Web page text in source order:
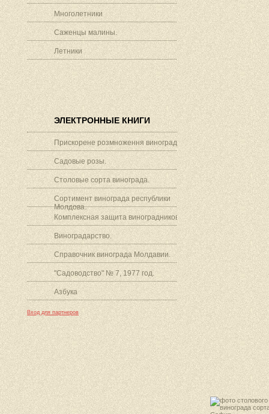
Многолетники
Саженцы малины.
Летники
ЭЛЕКТРОННЫЕ КНИГИ
Прискорене розмноження винограду.
Садовые розы.
Столовые сорта винограда.
Сортимент винограда республики
Молдова.
Комплексная защита виноградников.
Виноградарство.
Справочник винограда Молдавии.
"Садоводство" № 7, 1977 год.
Азбука
Вход для партнеров